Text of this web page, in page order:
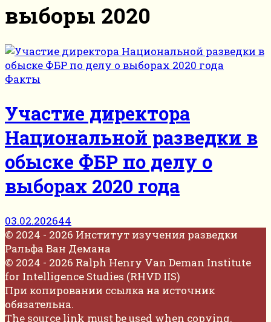
выборы 2020
Факты
Участие директора
Национальной разведки в
обыске ФБР по делу о
выборах 2020 года
03.02.202644
© 2024 - 2026 Институт изучения разведки
Ральфа Ван Демана
© 2024 - 2026 Ralph Henry Van Deman Institute
for Intelligence Studies (RHVD IIS)
При копировании ссылка на источник
обязательна.
The source link must be used when copying.